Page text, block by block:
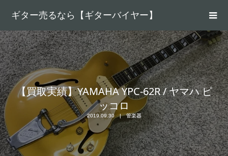
ギター売るなら【ギターバイヤー】
【買取実績】YAMAHA YPC-62R / ヤマハ ピ
ッコロ
2019.09.30 管楽器